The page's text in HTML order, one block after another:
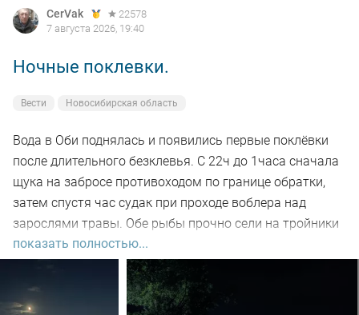
CerVak
22578
7 августа 2026, 19:40
Ночные поклевки.
Вести Новосибирская область
Вода в Оби поднялась и появились первые поклёвки
после длительного безклевья. С 22ч до 1часа сначала
щука на забросе противоходом по границе обратки,
затем спустя час судак при проходе воблера над
зарослями травы. Обе рыбы прочно сели на тройники
и при чистке оказались с пустыми желудками. Ждем
дальнейших поклёвок.
показать полностью...